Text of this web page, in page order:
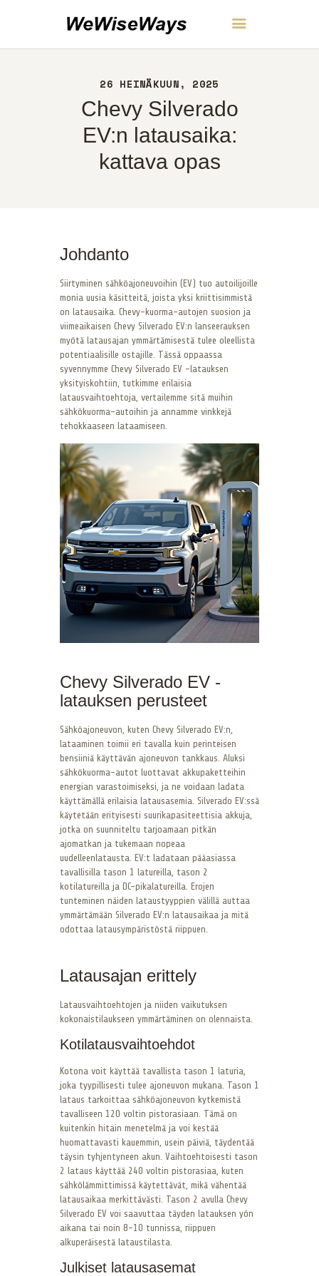
26 HEINÄKUUN, 2025
Chevy Silverado
EV:n latausaika:
kattava opas
WeWiseWays
NOIN
YHTEYS
POLITIIKKA
SUOMI
Johdanto
Siirtyminen sähköajoneuvoihin (EV) tuo autoilijoille
monia uusia käsitteitä, joista yksi kriittisimmistä
on latausaika. Chevy-kuorma-autojen suosion ja
viimeaikaisen Chevy Silverado EV:n lanseerauksen
myötä latausajan ymmärtämisestä tulee oleellista
potentiaalisille ostajille. Tässä oppaassa
syvennymme Chevy Silverado EV -latauksen
yksityiskohtiin, tutkimme erilaisia
latausvaihtoehtoja, vertailemme sitä muihin
sähkökuorma-autoihin ja annamme vinkkejä
tehokkaaseen lataamiseen.
Chevy Silverado EV -
latauksen perusteet
Sähköajoneuvon, kuten Chevy Silverado EV:n,
lataaminen toimii eri tavalla kuin perinteisen
bensiiniä käyttävän ajoneuvon tankkaus. Aluksi
sähkökuorma-autot luottavat akkupaketteihin
energian varastoimiseksi, ja ne voidaan ladata
käyttämällä erilaisia latausasemia. Silverado EV:ssä
käytetään erityisesti suurikapasiteettisia akkuja,
jotka on suunniteltu tarjoamaan pitkän
ajomatkan ja tukemaan nopeaa
uudelleenlatausta. EV:t ladataan pääasiassa
tavallisilla tason 1 latureilla, tason 2
kotilatureilla ja DC-pikalatureilla. Erojen
tunteminen näiden lataustyyppien välillä auttaa
ymmärtämään Silverado EV:n latausaikaa ja mitä
odottaa latausympäristöstä riippuen.
Latausajan erittely
Latausvaihtoehtojen ja niiden vaikutuksen
kokonaistilaukseen ymmärtäminen on olennaista.
Kotilatausvaihtoehdot
Kotona voit käyttää tavallista tason 1 laturia,
joka tyypillisesti tulee ajoneuvon mukana. Tason 1
lataus tarkoittaa sähköajoneuvon kytkemistä
tavalliseen 120 voltin pistorasiaan. Tämä on
kuitenkin hitain menetelmä ja voi kestää
huomattavasti kauemmin, usein päiviä, täydentää
täysin tyhjentyneen akun. Vaihtoehtoisesti tason
2 lataus käyttää 240 voltin pistorasiaa, kuten
sähkölämmittimissä käytettävät, mikä vähentää
latausaikaa merkittävästi. Tason 2 avulla Chevy
Silverado EV voi saavuttaa täyden latauksen yön
aikana tai noin 8-10 tunnissa, riippuen
alkuperäisestä lataustilasta.
Julkiset latausasemat